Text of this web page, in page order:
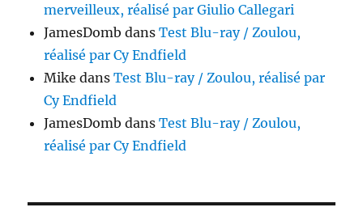
merveilleux, réalisé par Giulio Callegari
JamesDomb dansTest Blu-ray / Zoulou,
réalisé par Cy Endfield
Mike dansTest Blu-ray / Zoulou, réalisé par
Cy Endfield
JamesDomb dansTest Blu-ray / Zoulou,
réalisé par Cy Endfield